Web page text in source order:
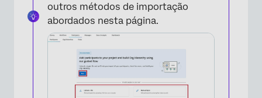
outros métodos de importação
abordados nesta página.